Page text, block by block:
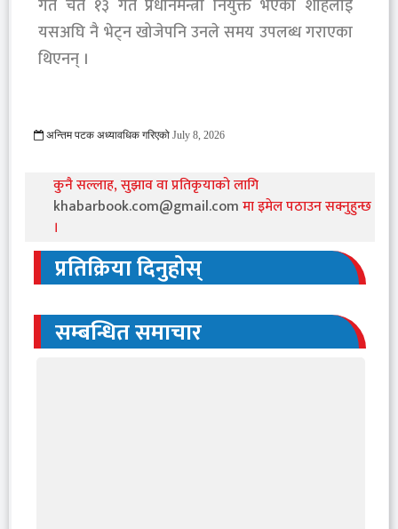
गत चैत १३ गते प्रधानमन्त्री नियुक्त भएका शाहलाई
यसअघि नै भेट्न खोजेपनि उनले समय उपलब्ध गराएका
थिएनन् ।
अन्तिम पटक अध्यावधिक गरिएको July 8, 2026
कुनै सल्लाह, सुझाव वा प्रतिकृयाको लागि
khabarbook.com@gmail.comमा इमेल पठाउन सक्नुहुन्छ
।
प्रतिक्रिया दिनुहोस्
सम्बन्धित समाचार